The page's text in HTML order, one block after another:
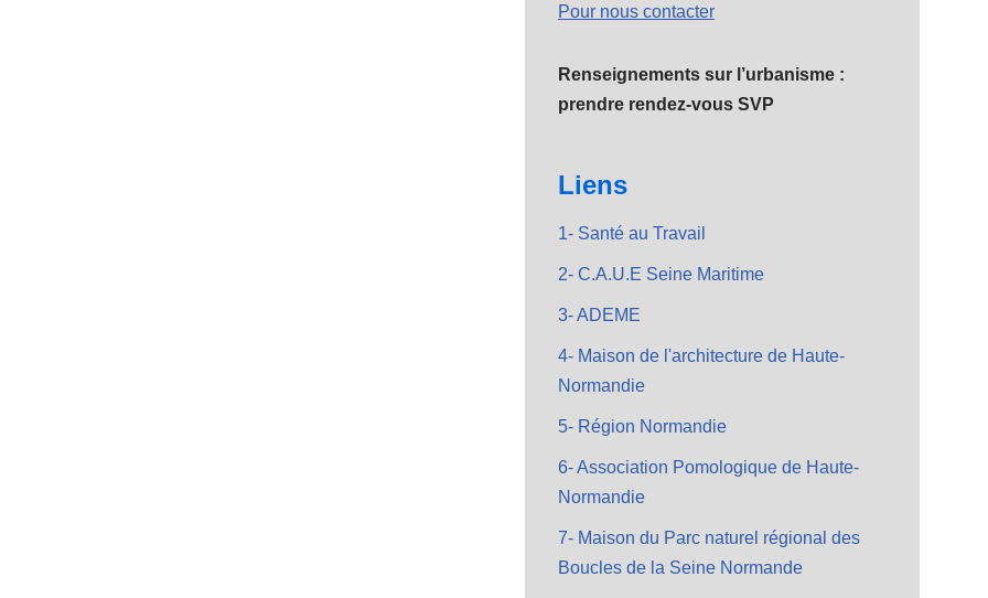
Pour nous contacter
Renseignements sur l’urbanisme :
prendre rendez-vous SVP
Liens
1- Santé au Travail
2- C.A.U.E Seine Maritime
3- ADEME
4- Maison de l'architecture de Haute-
Normandie
5- Région Normandie
6- Association Pomologique de Haute-
Normandie
7- Maison du Parc naturel régional des
Boucles de la Seine Normande